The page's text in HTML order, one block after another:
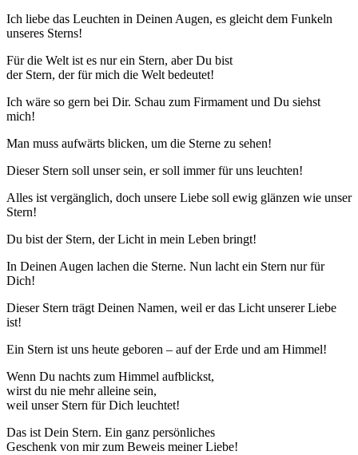
Ich liebe das Leuchten in Deinen Augen, es gleicht dem Funkeln
unseres Sterns!
Für die Welt ist es nur ein Stern, aber Du bist
der Stern, der für mich die Welt bedeutet!
Ich wäre so gern bei Dir. Schau zum Firmament und Du siehst
mich!
Man muss aufwärts blicken, um die Sterne zu sehen!
Dieser Stern soll unser sein, er soll immer für uns leuchten!
Alles ist vergänglich, doch unsere Liebe soll ewig glänzen wie unser
Stern!
Du bist der Stern, der Licht in mein Leben bringt!
In Deinen Augen lachen die Sterne. Nun lacht ein Stern nur für
Dich!
Dieser Stern trägt Deinen Namen, weil er das Licht unserer Liebe
ist!
Ein Stern ist uns heute geboren – auf der Erde und am Himmel!
Wenn Du nachts zum Himmel aufblickst,
wirst du nie mehr alleine sein,
weil unser Stern für Dich leuchtet!
Das ist Dein Stern. Ein ganz persönliches
Geschenk von mir zum Beweis meiner Liebe!